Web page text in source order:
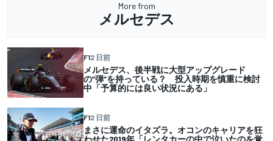
More from
メルセデス
F12 日前
メルセデス、後半戦に大型アップグレード
の“弾”を持っている？ 投入時期を慎重に検討
中「予算的には良い状況にある」
F12 日前
まさに運命のイタズラ。オコンのキャリアを狂